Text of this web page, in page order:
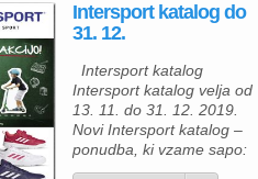
Intersport katalog do
31. 12.
Intersport katalog
Intersport katalog velja od
13. 11. do 31. 12. 2019.
Novi Intersport katalog –
ponudba, ki vzame sapo:
Elan set ženskih smuči